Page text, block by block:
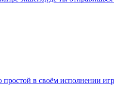
в своём исполнении